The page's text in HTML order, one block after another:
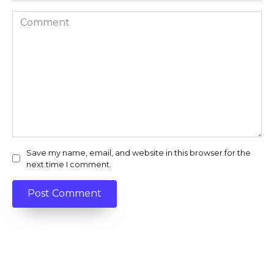
Comment
Save my name, email, and website in this browser for the
next time I comment.